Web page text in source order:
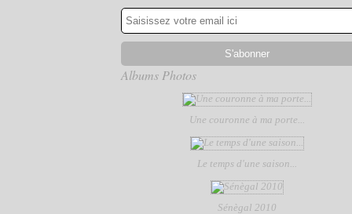
Albums Photos
Une couronne à ma porte...
Le temps d'une saison...
Sénègal 2010